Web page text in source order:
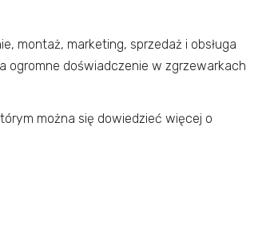
montaż, marketing, sprzedaż i obsługa
ogromne doświadczenie w zgrzewarkach
można się dowiedzieć więcej o